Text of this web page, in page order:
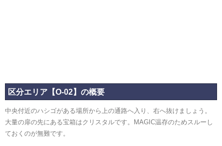
区分エリア【O-02】の概要
中央付近のハシゴがある場所から上の通路へ入り、右へ抜けましょう。
大量の扉の先にある宝箱はクリスタルです。MAGIC温存のためスルーし
ておくのが無難です。